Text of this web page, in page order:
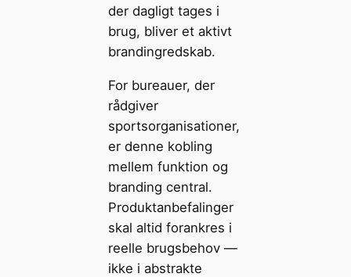
der dagligt tages i
brug, bliver et aktivt
brandingredskab.
For bureauer, der
rådgiver
sportsorganisationer,
er denne kobling
mellem funktion og
branding central.
Produktanbefalinger
skal altid forankres i
reelle brugsbehov —
ikke i abstrakte